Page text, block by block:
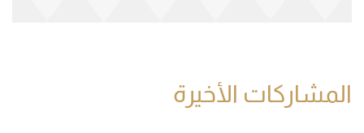
المشاركات الأخيرة